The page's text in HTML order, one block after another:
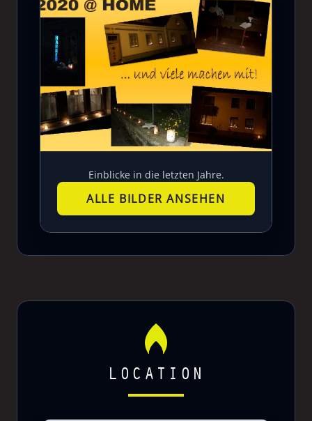
Einblicke in die letzten Jahre.
ALLE BILDER ANSEHEN
LOCATION